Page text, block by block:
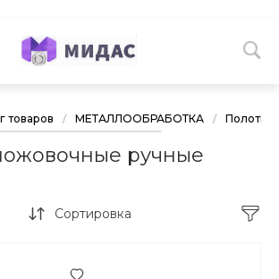
товаров / МЕТАЛЛООБРАБОТКА / Полотна
ручные
Сортировка